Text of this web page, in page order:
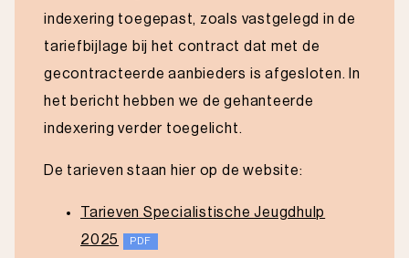
indexering toegepast, zoals vastgelegd in de
tariefbijlage bij het contract dat met de
gecontracteerde aanbieders is afgesloten. In
het bericht hebben we de gehanteerde
indexering verder toegelicht.
De tarieven staan hier op de website:
Tarieven Specialistische Jeugdhulp
2025